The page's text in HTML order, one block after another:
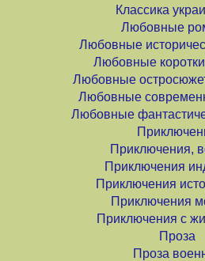
Классика
Любовные
Любовные
Любовные
Любовные
Любовные
Любовные
Приключения,
Приключения
Приключения
Приключения
Приключения с
Проза
Проза